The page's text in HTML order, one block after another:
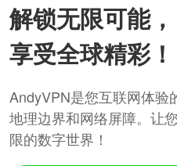
解锁无限可能，
享受全球精彩！
AndyVPN是您互联网体验
地理边界和网络屏障。让
限的数字世界！